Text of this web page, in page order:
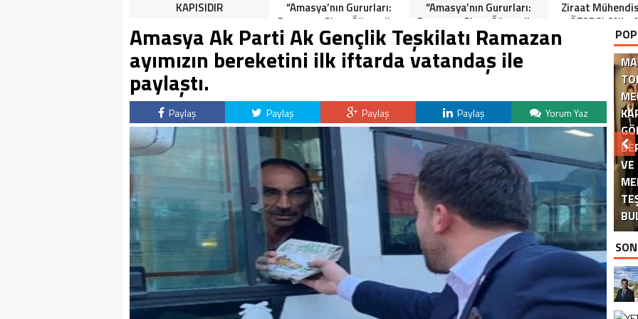
KAPISIDIR
“Amasya’nın Gururları:
Dereceye Giren Öğrenciler
İçin Anlamlı Tören”
“Amasya’nın Gururları:
Dereceye Giren Öğrenciler
İçin Anlamlı Tören”
Ziraat
Kandili
Amasya Ak Parti Ak Gençlik Teşkilatı Ramazan
ayımızın bereketini ilk iftarda vatandaş ile
paylaştı.
Paylaş Paylaş Paylaş Paylaş Yorum Yaz
VE